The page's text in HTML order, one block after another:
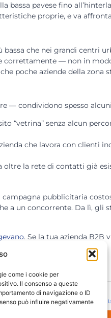
come i cookie per
Il consenso a queste
di navigazione o ID
può influire negativamente
bassa pavese fino
proprie, e va
che nei grandi centri
correttamente — non in
poche aziende della zona
— condividono spesso
“vetrina” senza alcun
che lavora con clienti
oltre la rete di contatti già
pubblicitaria
a un concorrente. Da lì,
. Se la tua azienda B2B
Come capire se